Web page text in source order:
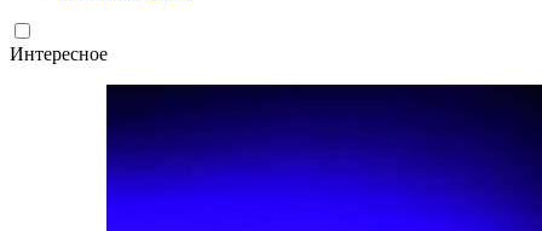
Интересное